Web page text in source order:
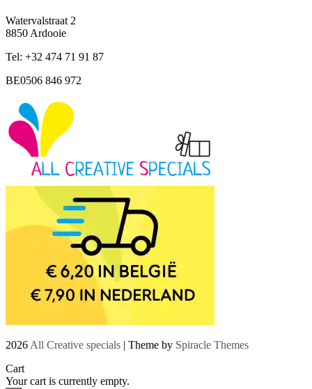
Watervalstraat 2
8850 Ardooie
Tel: +32 474 71 91 87
BE0506 846 972
2026 All Creative specials | Theme by Spiracle Themes
Cart
Your cart is currently empty.